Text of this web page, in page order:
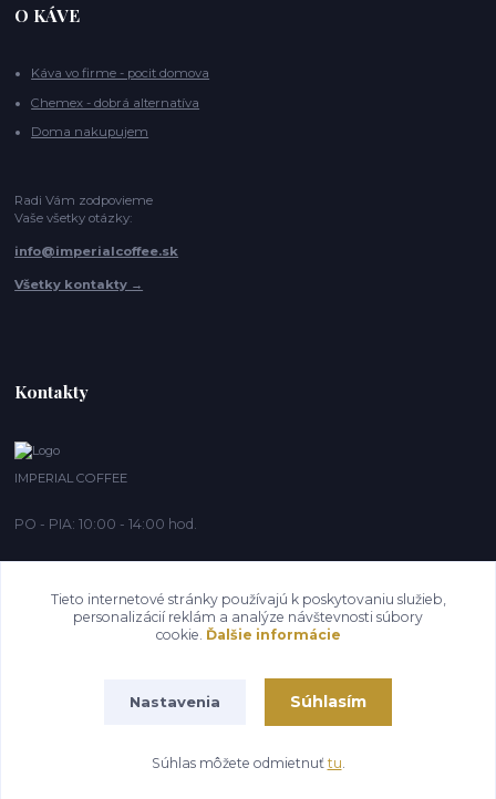
O KÁVE
Káva vo firme - pocit domova
Chemex - dobrá alternatíva
Doma nakupujem
Radi Vám zodpovieme
Vaše všetky otázky:
info@imperialcoffee.sk
Všetky kontakty →
Kontakty
IMPERIAL COFFEE
PO - PIA: 10:00 - 14:00 hod.
Vytvorené na
Eshop-rychlo.sk
Tieto internetové stránky používajú k poskytovaniu služieb,
personalizácií reklám a analýze návštevnosti súbory
cookie. Ďalšie informácie
Nastavenia Súhlasím
Súhlas môžete odmietnuť tu